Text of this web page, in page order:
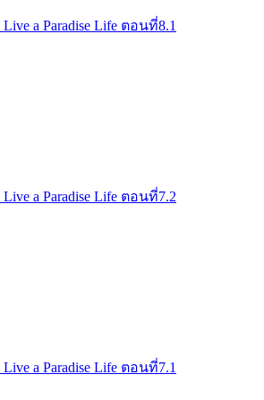
a Paradise Life ตอนที่8.1
a Paradise Life ตอนที่7.2
a Paradise Life ตอนที่7.1